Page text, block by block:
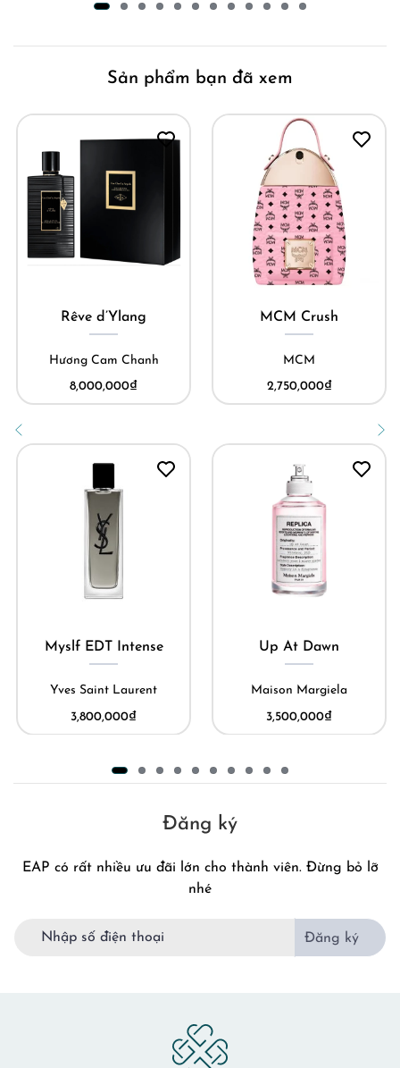
Sản phẩm bạn đã xem
Rêve d’Ylang
Hương Cam Chanh
8,000,000₫
Myslf EDT Intense
Yves Saint Laurent
3,800,000₫
MCM Crush
MCM
2,750,000₫
Up At Dawn
Maison Margiela
3,500,000₫
Đăng ký
EAP có rất nhiều ưu đãi lớn cho thành viên. Đừng bỏ lỡ
nhé
Đăng ký